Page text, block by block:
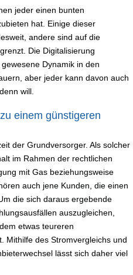
jeder einen bunten
hat. Einige dieser
andere sind auf die
Die Digitalisierung
Dynamik in den
aber jeder kann davon auch
will.
einem günstigeren
der Grundversorger. Als solcher
im Rahmen der rechtlichen
mit Gas beziehungsweise
auch jene Kunden, die einen
die sich daraus ergebende
auszugleichen,
etwas teureren
Mithilfe des Stromvergleichs und
lässt sich daher viel